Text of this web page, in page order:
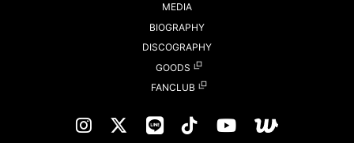
MEDIA
BIOGRAPHY
DISCOGRAPHY
GOODS
FANCLUB